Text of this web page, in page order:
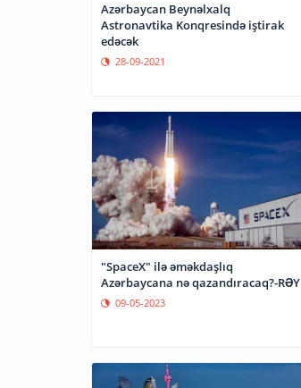
Azərbaycan Beynəlxalq
Astronavtika Konqresində iştirak
edəcək
28-09-2021
"SpaceX" ilə əməkdaşlıq
Azərbaycana nə qazandıracaq?-RƏY
09-05-2023